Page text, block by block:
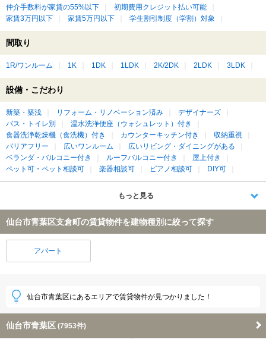
仲介手数料が家賃の55%以下
初期費用クレジット払い可能
家賃3万円以下
家賃5万円以下 学生割引制度（学割）対象
間取り
1R/ワンルーム 1K 1DK 1LDK 2K/2DK 2LDK 3LDK
設備・こだわり
新築・築浅 リフォーム・リノベーション済み
デザイナーズ
バス・トイレ別
温水洗浄便座（ウォシュレット）付き
食器洗浄乾燥機（食洗機）付き
カウンターキッチン付き
収納重視
バリアフリー
広いワンルーム
広いリビング・ダイニングがある
ベランダ・バルコニー付き
ルーフバルコニー付き
屋上付き
ペット可・ペット相談可
楽器相談可 ピアノ相談可 DIY可
もっと見る
仙台市青葉区支倉町の賃貸物件を建物種別に絞って探す
アパート
仙台市青葉区にあるエリアで賃貸物件が見つかりました！
仙台市青葉区 (7953件)